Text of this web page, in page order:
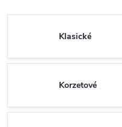
Klasické
Korzetové